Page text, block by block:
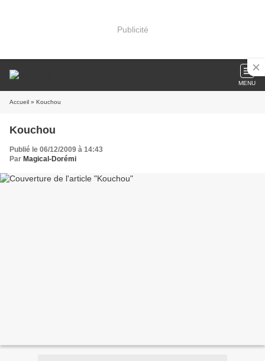
Publicité
MENU
Accueil » Kouchou
Kouchou
Publié le 06/12/2009 à 14:43
Par Magical-Dorémi